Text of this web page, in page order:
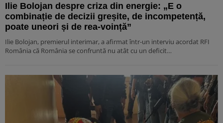
Ilie Bolojan despre criza din energie: „E o
combinație de decizii greșite, de incompetență,
poate uneori și de rea-voință”
Ilie Bolojan, premierul interimar, a afirmat într-un interviu acordat RFI
România că România se confruntă nu atât cu un deficit…